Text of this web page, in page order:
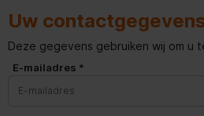
Uw
Deze gegevens gebruiken wij om u
E-mailadres *